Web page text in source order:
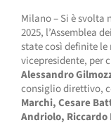
Milano – Si è svolta
2025, l’Assemblea
state così definite le
vicepresidente, per
Alessandro
consiglio direttivo,
Marchi, Cesare
Andriolo, Riccardo